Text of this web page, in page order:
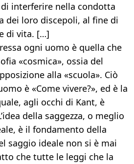
interferire nella condotta
dei loro discepoli, al fine di
di vita. […]
ogni uomo è quella che
«cosmica», ossia del
alla «scuola». Ciò
è «Come vivere?», ed è la
agli occhi di Kant, è
della saggezza, o meglio
è il fondamento della
saggio ideale non si è mai
che tutte le leggi che la